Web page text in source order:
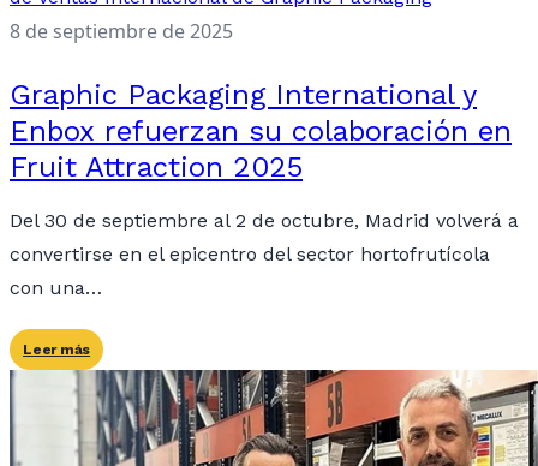
8 de septiembre de 2025
Graphic Packaging International y
Enbox refuerzan su colaboración en
Fruit Attraction 2025
Del 30 de septiembre al 2 de octubre, Madrid volverá a
convertirse en el epicentro del sector hortofrutícola
con una…
Leer más